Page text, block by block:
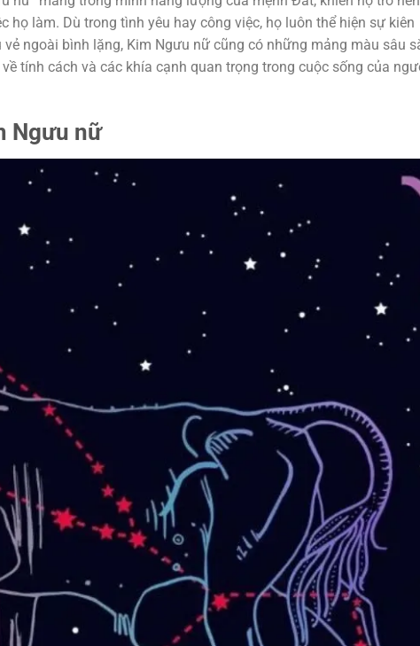
họ làm. Dù trong tình yêu hay công việc, họ luôn thể hiện sự kiên
ngoài bình lặng, Kim Ngưu nữ cũng có những mảng màu sâu
tính cách và các khía cạnh quan trọng trong cuộc sống của
Ngưu nữ